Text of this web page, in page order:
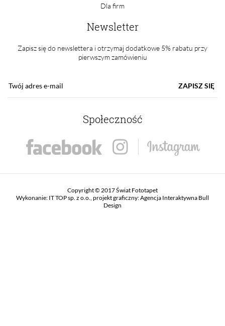
Dla firm
Newsletter
Zapisz się do newslettera i otrzymaj dodatkowe 5% rabatu przy
pierwszym zamówieniu
ZAPISZ SIĘ
Społeczność
Copyright © 2017 Świat Fototapet
Wykonanie: IT TOP sp. z o.o. , projekt graficzny:Agencja Interaktywna Bull
Design